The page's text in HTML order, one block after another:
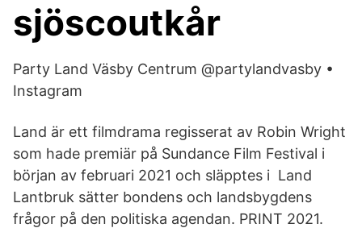
sjöscoutkår
Party Land Väsby Centrum @partylandvasby •
Instagram
Land är ett filmdrama regisserat av Robin Wright
som hade premiär på Sundance Film Festival i
början av februari 2021 och släpptes i Land
Lantbruk sätter bondens och landsbygdens
frågor på den politiska agendan. PRINT 2021.